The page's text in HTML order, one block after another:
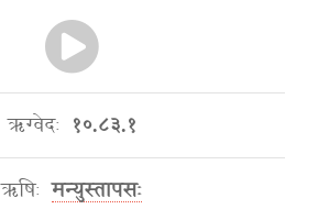
ऋग्वेदः १०.८३.१
ऋषिः मन्युस्तापसः